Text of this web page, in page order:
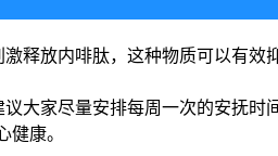
释放内啡肽，这种物质可以有
大家尽量安排每周一次的安抚
康。